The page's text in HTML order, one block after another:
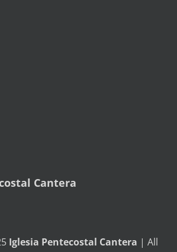
Cantera
Iglesia Pentecostal Cantera | All